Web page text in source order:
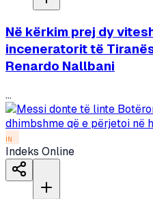
Në kërkim prej dy
inceneratorit të
Renardo Nallbani
...
IN
Indeks Online